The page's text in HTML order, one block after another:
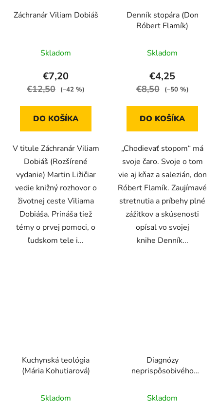
Záchranár Viliam Dobiáš
Skladom
€7,20
€12,50 (–42 %)
DO KOŠÍKA
V titule Záchranár Viliam
Dobiáš (Rozšírené
vydanie) Martin Ližičiar
vedie knižný rozhovor o
životnej ceste Viliama
Dobiáša. Prináša tiež
témy o prvej pomoci, o
ľudskom tele i...
Denník stopára (Don
Róbert Flamík)
Skladom
€4,25
€8,50 (–50 %)
DO KOŠÍKA
„Chodievať stopom“ má
svoje čaro. Svoje o tom
vie aj kňaz a salezián, don
Róbert Flamík. Zaujímavé
stretnutia a príbehy plné
zážitkov a skúsenosti
opísal vo svojej
knihe Denník...
Kuchynská teológia
(Mária Kohutiarová)
Skladom
Diagnózy
neprispôsobivého
Kašparů)
Skladom